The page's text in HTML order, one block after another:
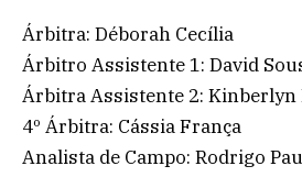
Árbitra: Déborah Cecília
Árbitro Assistente 1: David
Árbitra Assistente 2: Kinberlyn
4º Árbitra: Cássia França
Analista de Campo: Rodrigo